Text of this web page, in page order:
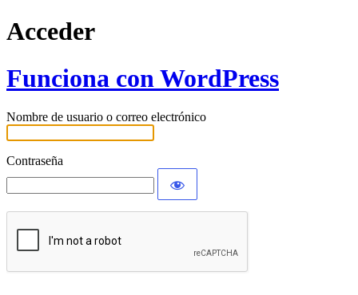
Acceder
Funciona con WordPress
Nombre de usuario o correo electrónico
Contraseña